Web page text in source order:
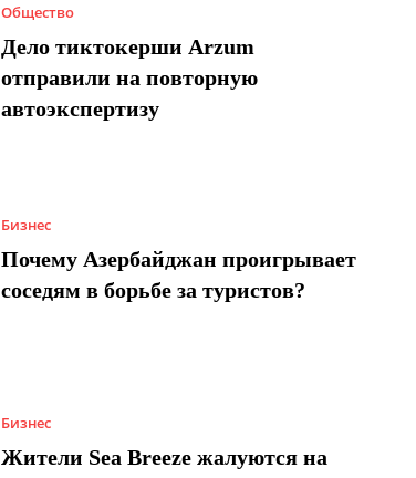
Общество
Дело тиктокерши Arzum
отправили на повторную
автоэкспертизу
Бизнес
Почему Азербайджан проигрывает
соседям в борьбе за туристов?
Бизнес
Жители Sea Breeze жалуются на